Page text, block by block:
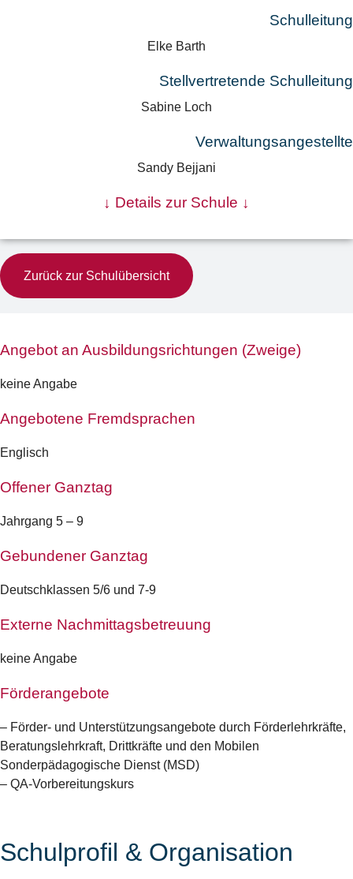
Schulleitung
Elke Barth
Stellvertretende Schulleitung
Sabine Loch
Verwaltungsangestellte
Sandy Bejjani
↓ Details zur Schule ↓
Zurück zur Schulübersicht
Angebot an Ausbildungsrichtungen (Zweige)
keine Angabe
Angebotene Fremdsprachen
Englisch
Offener Ganztag
Jahrgang 5 – 9
Gebundener Ganztag
Deutschklassen 5/6 und 7-9
Externe Nachmittagsbetreuung
keine Angabe
Förderangebote
– Förder- und Unterstützungsangebote durch Förderlehrkräfte,
Beratungslehrkraft, Drittkräfte und den Mobilen
Sonderpädagogische Dienst (MSD)
– QA-Vorbereitungskurs
Schulprofil & Organisation